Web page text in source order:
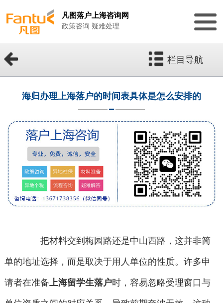
凡图落户上海咨询网
政策咨询 疑难处理
栏目导航
海归办理上海落户的时间表具体是怎么安排的
把材料交到梅园路还是中山西路，这并非简
单的地址选择，而是取决于用人单位的性质。许多申
请者在准备上海留学生落户时，容易忽略受理窗口与